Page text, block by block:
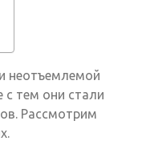
неотъемлемой
с тем они стали
Рассмотрим